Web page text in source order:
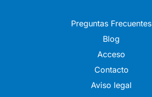
Preguntas Frecuentes
Blog
Acceso
Contacto
Aviso legal